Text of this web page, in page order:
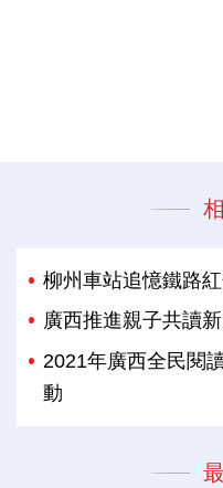
柳州車站追憶鐵路
廣西推進親子共讀
2021年廣西全民閱
動